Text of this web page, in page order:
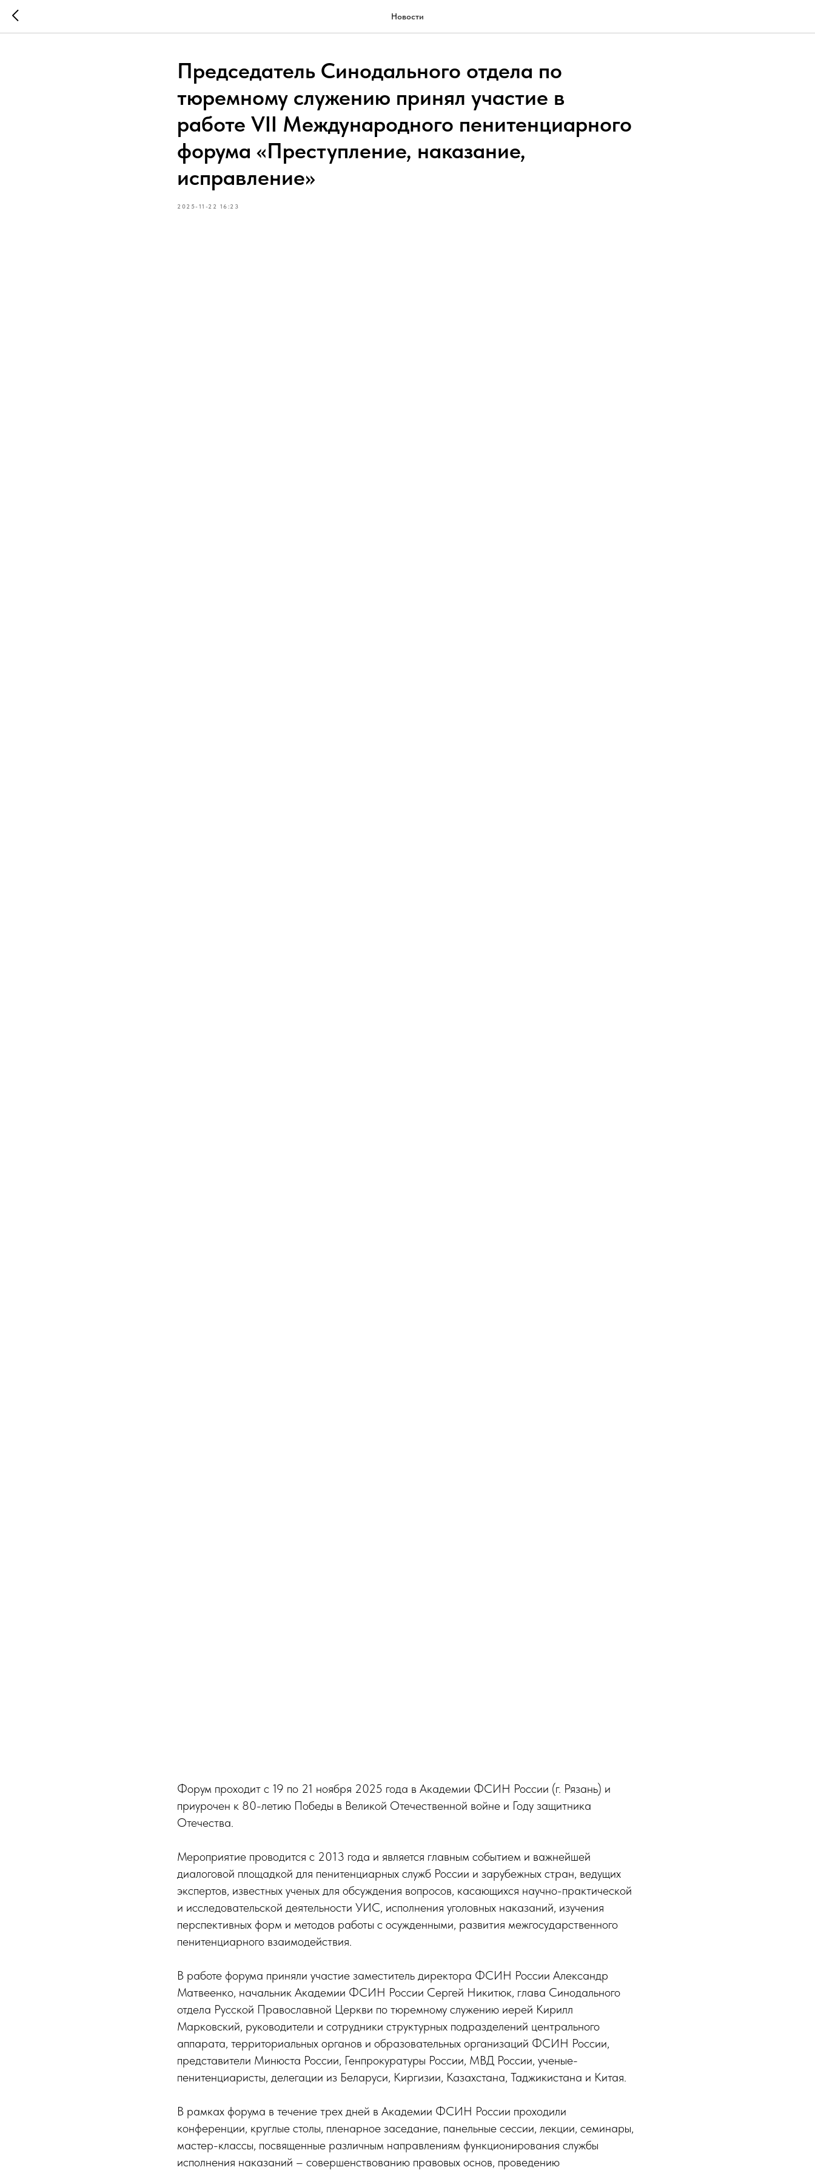
Новости
Председатель Синодального отдела по
тюремному служению принял участие в
работе VII Международного пенитенциарного
форума «Преступление, наказание,
исправление»
2025-11-22 16:23
Форум проходит с 19 по 21 ноября 2025 года в Академии ФСИН России (г. Рязань) и
приурочен к 80-летию Победы в Великой Отечественной войне и Году защитника
Отечества.
Мероприятие проводится с 2013 года и является главным событием и важнейшей
диалоговой площадкой для пенитенциарных служб России и зарубежных стран, ведущих
экспертов, известных ученых для обсуждения вопросов, касающихся научно-практической
и исследовательской деятельности УИС, исполнения уголовных наказаний, изучения
перспективных форм и методов работы с осужденными, развития межгосударственного
пенитенциарного взаимодействия.
В работе форума приняли участие заместитель директора ФСИН России Александр
Матвеенко, начальник Академии ФСИН России Сергей Никитюк, глава Синодального
отдела Русской Православной Церкви по тюремному служению иерей Кирилл
Марковский, руководители и сотрудники структурных подразделений центрального
аппарата, территориальных органов и образовательных организаций ФСИН России,
представители Минюста России, Генпрокуратуры России, МВД России, ученые-
пенитенциаристы, делегации из Беларуси, Киргизии, Казахстана, Таджикистана и Китая.
В рамках форума в течение трех дней в Академии ФСИН России проходили
конференции, круглые столы, пленарное заседание, панельные сессии, лекции, семинары,
мастер-классы, посвященные различным направлениям функционирования службы
исполнения наказаний – совершенствованию правовых основ, проведению